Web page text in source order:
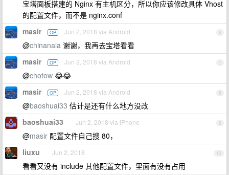
宝塔面板搭建的 Nginx 有主机区分，所以你应该修改具体 Vhost
的配置文件，而不是 nginx.conf
6
masir OP Jun 2, 2018 via Android
@chinanala 谢谢，我再去宝塔看看
7
masir OP Jun 2, 2018 via Android
@chotow 😂😂
8
masir OP Jun 2, 2018 via Android
@baoshuai33 估计是还有什么地方没改
9
baoshuai33 Jun 2, 2018 via iPhone
@masir 配置文件自己搜 80，
10
liuxu Jun 2, 2018
看看又没有 include 其他配置文件，里面有没有占用